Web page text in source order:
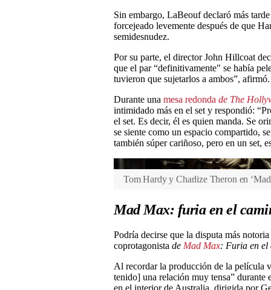
Sin embargo, LaBeouf declaró más
forcejeado levemente después de que
semidesnudez.
Por su parte, el director John Hillcoat
que el par “definitivamente" se había
tuvieron que sujetarlos a ambos”, afirmó.
Durante una mesa redonda de The
intimidado más en el set y respondió:
el set. Es decir, él es quien manda. Se
se siente como un espacio compartido,
también súper cariñoso, pero en un set,
Tom Hardy y Charlize Theron en
Mad Max: furia en el
Podría decirse que la disputa más
coprotagonista de Mad Max: Furia en el
Al recordar la producción de la película
tenido] una relación muy tensa” durante